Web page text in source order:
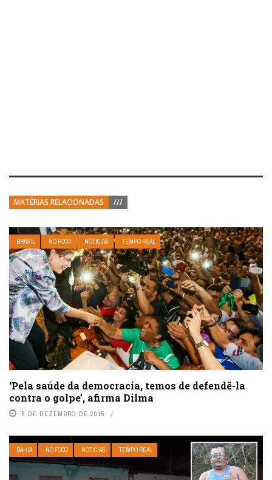
MATÉRIAS RELACIONADAS ///
BRASIL NO FOCO NOTÍCIAS TEMPO REAL
‘Pela saúde da democracia, temos de defendê-la
contra o golpe’, afirma Dilma
5 DE DEZEMBRO DE 2015
BAHIA NO FOCO NOTÍCIAS TEMPO REAL